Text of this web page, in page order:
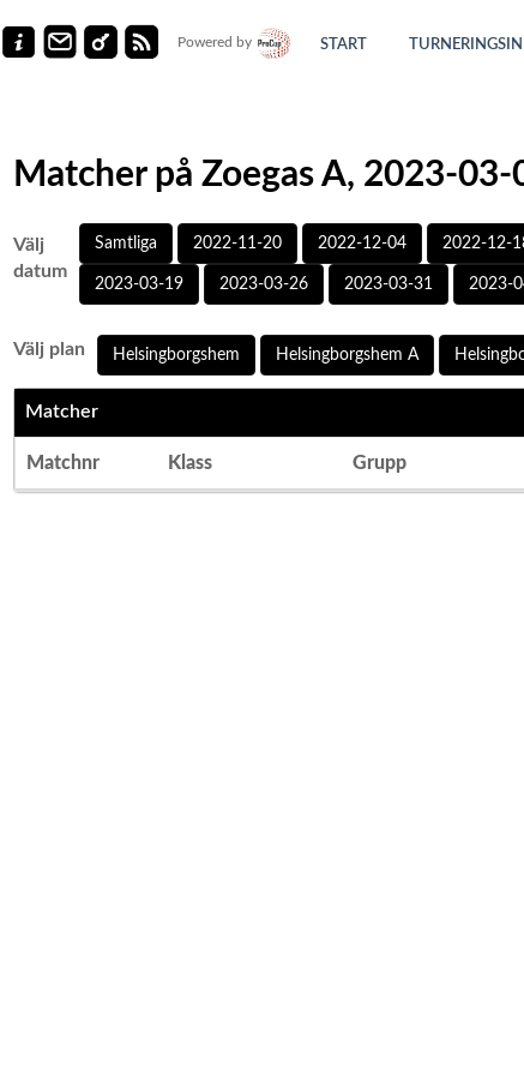
Powered by START
Matcher på Zoegas A, 2023-03-
Välj
datum
Samtliga 2022-11-20 2022-12-04 2022-12-
2023-03-19 2023-03-26 2023-03-31 2023-
Välj plan Helsingborgshem Helsingborgshem A
Matcher
Matchnr Klass Grupp